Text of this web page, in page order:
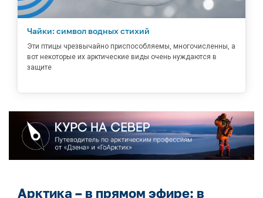
Чайки: символ водных стихий
Эти птицы чрезвычайно приспособляемы, многочисленны, а
вот некоторые их арктические виды очень нуждаются в
защите
Арктика – в прямом эфире: в